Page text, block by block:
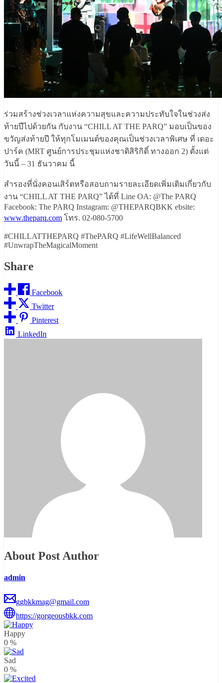
ร่วมสร้างช่วงเวลาแห่งความสุขและความประทับใจในช่วงส่ง
ท้ายปีไปด้วยกัน กับงาน “CHILL AT THE PARQ” มอบเป็นของ
ขวัญส่งท้ายปี ให้ทุกโมเมนต์ของคุณเป็นช่วงเวลาพิเศษ ที่ เดอะ
ปาร์ค (MRT ศูนย์การประชุมแห่งชาติสิริกิติ์ ทางออก 2) ตั้งแต่
วันนี้ – 31 ธันวาคม นี้
สำรองที่นั่งคอนเสิร์ตหรือสอบถามรายละเอียดเพิ่มเติมเกี่ยวกับ
งาน “CHILL AT THE PARQ” ได้ที่ Line OA: @The PARQ
Facebook: The PARQ Instagram: @THEPARQBKK ebsite:
www.theparq.com โทร. 02-080-5700
#CHILLATTHEPARQ #ThePARQ #LifeWellBalanced
#UnwrapTheMagicalMoment
Share
Facebook
Twitter
Pinterest
LinkedIn
About Post Author
admin
ggbkkmag@gmail.com
https://gorgeousbkk.com
Happy
0 %
Sad
0 %